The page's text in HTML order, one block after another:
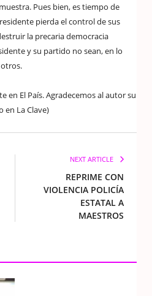
Pues bien, es tiempo de
pierda el control de sus
la precaria democracia
y su partido no sean, en lo
en El País. Agradecemos al autor su
en La Clave)
NEXT ARTICLE
REPRIME CON
VIOLENCIA POLICÍA
ESTATAL A
MAESTROS